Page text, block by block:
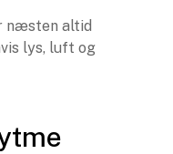
næsten altid
lys, luft og